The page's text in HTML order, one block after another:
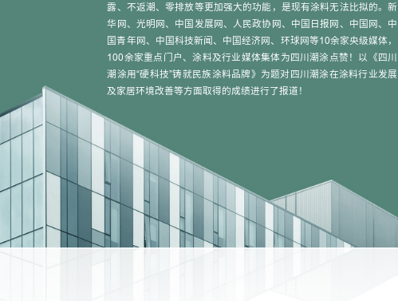
露、不返潮、零排放等更加强大的功能，是现有涂料无法比拟的。新
华网、光明网、中国发展网、人民政协网、中国日报网、中国网、中
国青年网、中国科技新闻、中国经济网、环球网等10余家央级媒体，
100余家重点门户、涂料及行业媒体集体为四川潮涂点赞！以《四川
潮涂用“硬科技”铸就民族涂料品牌》为题对四川潮涂在涂料行业发展
及家居环境改善等方面取得的成绩进行了报道！